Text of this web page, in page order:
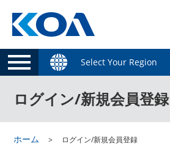
Select Your Region
ログイン/新規会員登録
ホーム ログイン/新規会員登録